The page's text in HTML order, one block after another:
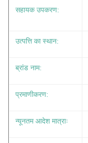
सहायक उपकरण:
उत्पत्ति का स्थान:
ब्रांड नाम:
प्रमाणीकरण:
न्यूनतम आदेश मात्राः